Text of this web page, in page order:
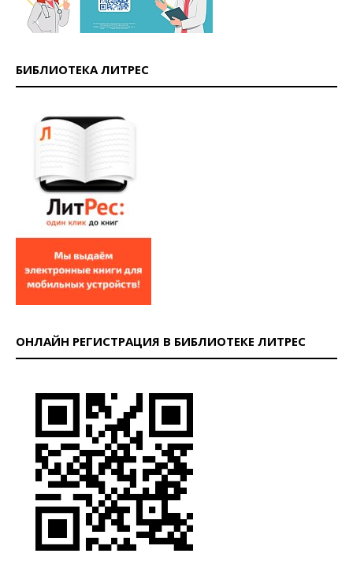
БИБЛИОТЕКА ЛИТРЕС
ОНЛАЙН РЕГИСТРАЦИЯ В БИБЛИОТЕКЕ ЛИТРЕС